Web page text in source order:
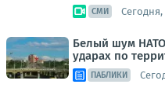
СМИ Сегодня,
Белый шум
ударах по
ПАБЛИКИ